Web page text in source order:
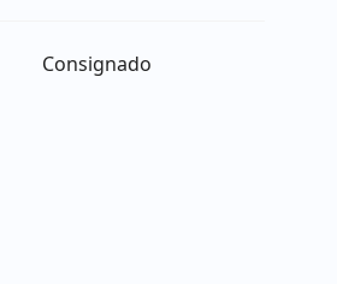
Consignado